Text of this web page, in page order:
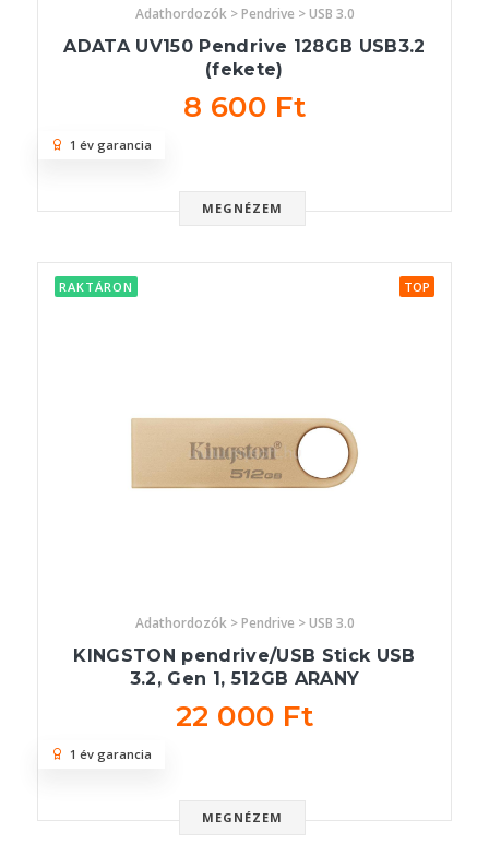
Adathordozók > Pendrive > USB 3.0
ADATA UV150 Pendrive 128GB USB3.2
(fekete)
8 600 Ft
MEGNÉZEM
1 év garancia
RAKTÁRON TOP
Adathordozók > Pendrive > USB 3.0
KINGSTON pendrive/USB Stick USB
3.2, Gen 1, 512GB ARANY
22 000 Ft
MEGNÉZEM
1 év garancia